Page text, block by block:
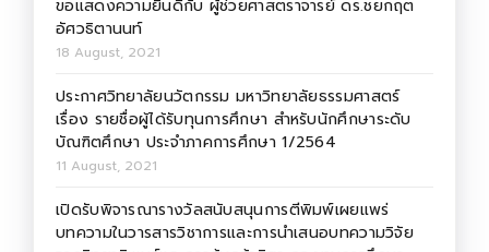
ขอแสดงความยินดีกับ ผู้ช่วยศาสตราจารย์ ดร.ชยกฤต
อัศวธิตานนท์
18 August, 2021
ประกาศวิทยาลัยนวัตกรรม มหาวิทยาลัยธรรมศาสตร์
เรื่อง รายชื่อผู้ได้รับทุนการศึกษา สำหรับนักศึกษาระดับ
บัณฑิตศึกษา ประจำภาคการศึกษา 1/2564
11 August, 2021
เปิดรับพิจารณารางวัลสนับสนุนการตีพิมพ์เผยแพร่
บทความในวารสารวิชาการและการนำเสนอบทความวิจัย